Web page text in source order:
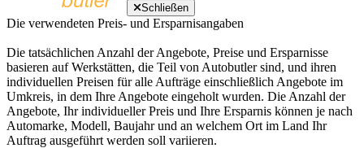
Schließen
Die verwendeten Preis- und Ersparnisangaben
Die tatsächlichen Anzahl der Angebote, Preise und Ersparnisse
basieren auf Werkstätten, die Teil von Autobutler sind, und ihren
individuellen Preisen für alle Aufträge einschließlich Angebote im
Umkreis, in dem Ihre Angebote eingeholt wurden. Die Anzahl der
Angebote, Ihr individueller Preis und Ihre Ersparnis können je nach
Automarke, Modell, Baujahr und an welchem Ort im Land Ihr
Auftrag ausgeführt werden soll variieren.